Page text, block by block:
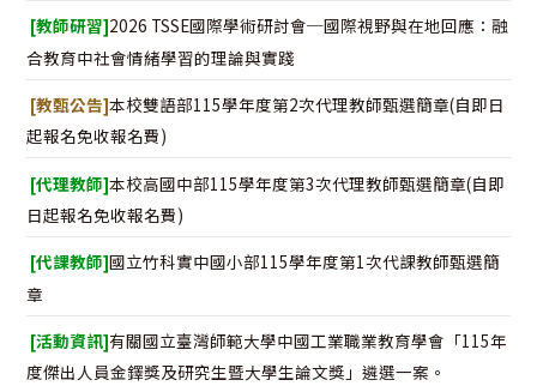
[教師研習]2026 TSSE國際學術研討會─國際視野與在地回應：融
合教育中社會情緒學習的理論與實踐
[教甄公告]本校雙語部115學年度第2次代理教師甄選簡章(自即日
起報名免收報名費)
[代理教師]本校高國中部115學年度第3次代理教師甄選簡章(自即
日起報名免收報名費)
[代課教師]國立竹科實中國小部115學年度第1次代課教師甄選簡
章
[活動資訊]有關國立臺灣師範大學中國工業職業教育學會「115年
度傑出人員金鐸獎及研究生暨大學生論文獎」遴選一案。